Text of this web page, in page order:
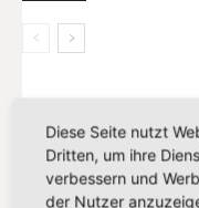
MEIST GELESEN
Diese Seite nutzt
Dritten, um ihre
verbessern und
der Nutzer